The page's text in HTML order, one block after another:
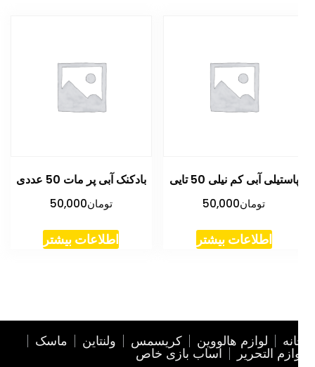
پاستیلی آبی کم نیلی 50 تایی
تومان50,000
اطلاعات بیشتر
بادکنک آبی پر مات 50 عددی
تومان50,000
اطلاعات بیشتر
لوازم هالووین کریسمس ولنتاین ماسک
التحریر اساب بازی خاص